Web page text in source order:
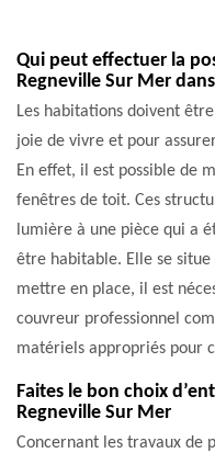
Qui peut effectuer la
Regneville Sur Mer
Les habitations doivent
joie de vivre et pour
En effet, il est possible de
fenêtres de toit. Ces
lumière à une pièce qui a
être habitable. Elle se
mettre en place, il est
couvreur professionnel
matériels appropriés pour
Faites le bon choix
Regneville Sur Mer
Concernant les travaux de